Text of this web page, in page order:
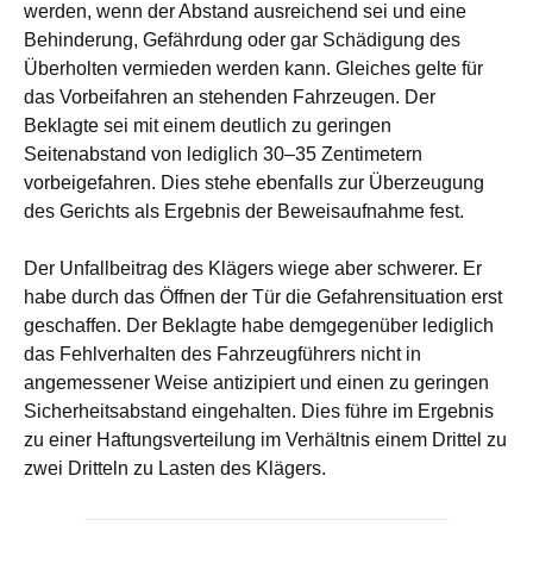
werden, wenn der Abstand ausreichend sei und eine
Behinderung, Gefährdung oder gar Schädigung des
Überholten vermieden werden kann. Gleiches gelte für
das Vorbeifahren an stehenden Fahrzeugen. Der
Beklagte sei mit einem deutlich zu geringen
Seitenabstand von lediglich 30–35 Zentimetern
vorbeigefahren. Dies stehe ebenfalls zur Überzeugung
des Gerichts als Ergebnis der Beweisaufnahme fest.
Der Unfallbeitrag des Klägers wiege aber schwerer. Er
habe durch das Öffnen der Tür die Gefahrensituation erst
geschaffen. Der Beklagte habe demgegenüber lediglich
das Fehlverhalten des Fahrzeugführers nicht in
angemessener Weise antizipiert und einen zu geringen
Sicherheitsabstand eingehalten. Dies führe im Ergebnis
zu einer Haftungsverteilung im Verhältnis einem Drittel zu
zwei Dritteln zu Lasten des Klägers.